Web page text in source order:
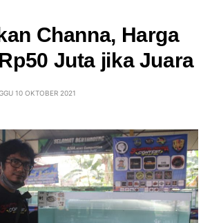
Channa, Harga
Juta jika Juara
10 OKTOBER 2021